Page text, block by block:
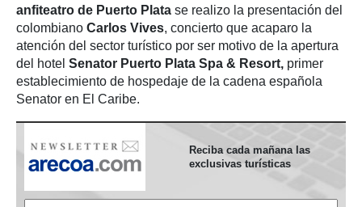
anfiteatro de Puerto Plata se realizo la presentación del
colombiano Carlos Vives, concierto que acaparo la
atención del sector turístico por ser motivo de la apertura
del hotel Senator Puerto Plata Spa & Resort, primer
establecimiento de hospedaje de la cadena española
Senator en El Caribe.
Reciba cada mañana las
exclusivas turísticas